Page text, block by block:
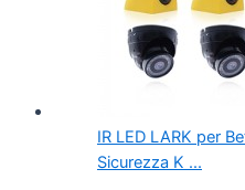
IR LED LARK per
Sicurezza K ...